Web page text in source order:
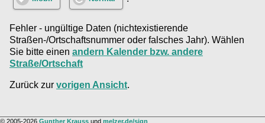
Fehler - ungültige Daten (nichtexistierende
Straßen-/Ortschaftsnummer oder falsches Jahr). Wählen
Sie bitte einen andern Kalender bzw. andere
Straße/Ortschaft
Zurück zur vorigen Ansicht.
© 2005-2026 Gunther Krauss und melzer.de/sign